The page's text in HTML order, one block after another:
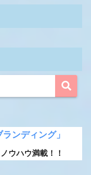
ンディング」
ウハウ満載！！